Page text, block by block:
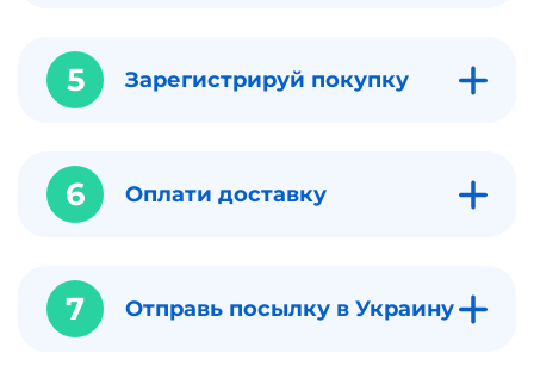
5 Зарегистрируй покупку
6 Оплати доставку
7 Отправь посылку в Украину